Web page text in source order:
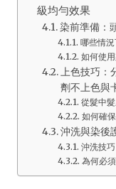
級均勻效果
染前準備：
哪些情
如何使
上色技巧：
劑不上色與
從髮中
如何確
沖洗與染後
沖洗技
為何必